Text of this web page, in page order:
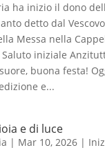
ha inizio il dono
detto dal
Messa nella
Saluto iniziale
buona festa!
e...
e di luce
| Mar 10, 2026|